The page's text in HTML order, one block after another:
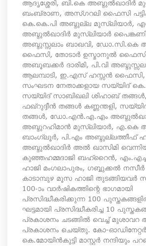
ആദൃശ്ശേരി, ബി.കെ അബ്ദുല്‍ഖാദിര്‍
ബംബ്രാണ, അസ്ഗറലി ഫൈസി
കെ.കെ.പി അബ്ദുല്ല മുസ്ലിയാര്‍,
അബ്ദുല്‍ഖാദിര്‍ മുസ്‌ലിയാര്‍
അബ്ദുസ്സലാം ബാഖവി, ഡോ.സി.കെ
ഫൈസി, തോടാര്‍ ഉസ്മാനുല്‍
അബൂബക്കര്‍ ദാരിമി, പി.വി
ആലമ്പാടി, ഇ.എസ് ഹസ്സന്‍
സംഘടന നേതാക്കളായ സയ്യിദ്
സയ്യിദ് സാബിഖലി ശിഹാബ്
ഫഖ്‌റുദ്ദീന്‍ തങ്ങള്‍ കണ്ണന്തളി,
തങ്ങള്‍, ഡോ.എന്‍.എ.എം
അബ്ദുറഹിമാന്‍ മുസ്‌ലിയാര്‍, എ.കെ
ബാംഗ്ലൂര്‍, പി.എം അബ്ദുല്ലത്തീഫ്
അബ്ദുല്‍ഖാദിര്‍ അല്‍ ഖാസിമി
കുഞ്ഞഹമ്മദാജി ബഹ്‌റൈന്‍,
ഹാജി മംഗലാപുരം, ഗബ്ബുക്കല്‍ നസീര്‍
കാടാമ്പുഴ മൂസ ഹാജി തുടങ്ങിയവര്‍
100-ാം വാര്‍ഷികത്തിന്റെ ഭാഗമായി
പ്രസിദ്ധീകരിക്കുന്ന 100
ഘട്ടമായി പ്രസിദ്ധീകരിച്ച 10
പ്രകാശനം ചടങ്ങില്‍ വെച്ച് മുശാവറ
പ്രകാശനം ചെയ്തു. കോ-ഓഡിനേറ്റര്‍
കെ.മോയിന്‍കുട്ടി മാസ്റ്റര്‍ നന്ദിയും